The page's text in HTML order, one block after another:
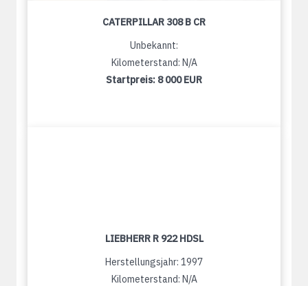
CATERPILLAR 308 B CR
Unbekannt:
Kilometerstand: N/A
Startpreis: 8 000 EUR
LIEBHERR R 922 HDSL
Herstellungsjahr: 1997
Kilometerstand: N/A